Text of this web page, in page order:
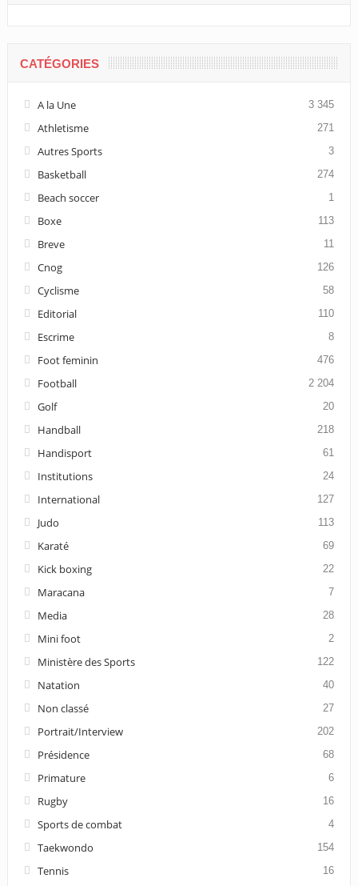
CATÉGORIES
A la Une 3 345
Athletisme 271
Autres Sports 3
Basketball 274
Beach soccer 1
Boxe 113
Breve 11
Cnog 126
Cyclisme 58
Editorial 110
Escrime 8
Foot feminin 476
Football 2 204
Golf 20
Handball 218
Handisport 61
Institutions 24
International 127
Judo 113
Karaté 69
Kick boxing 22
Maracana 7
Media 28
Mini foot 2
Ministère des Sports 122
Natation 40
Non classé 27
Portrait/Interview 202
Présidence 68
Primature 6
Rugby 16
Sports de combat 4
Taekwondo 154
Tennis 16